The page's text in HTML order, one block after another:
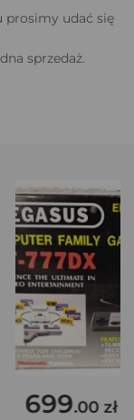
prosimy udać się
sprzedaż.
699.00 zł